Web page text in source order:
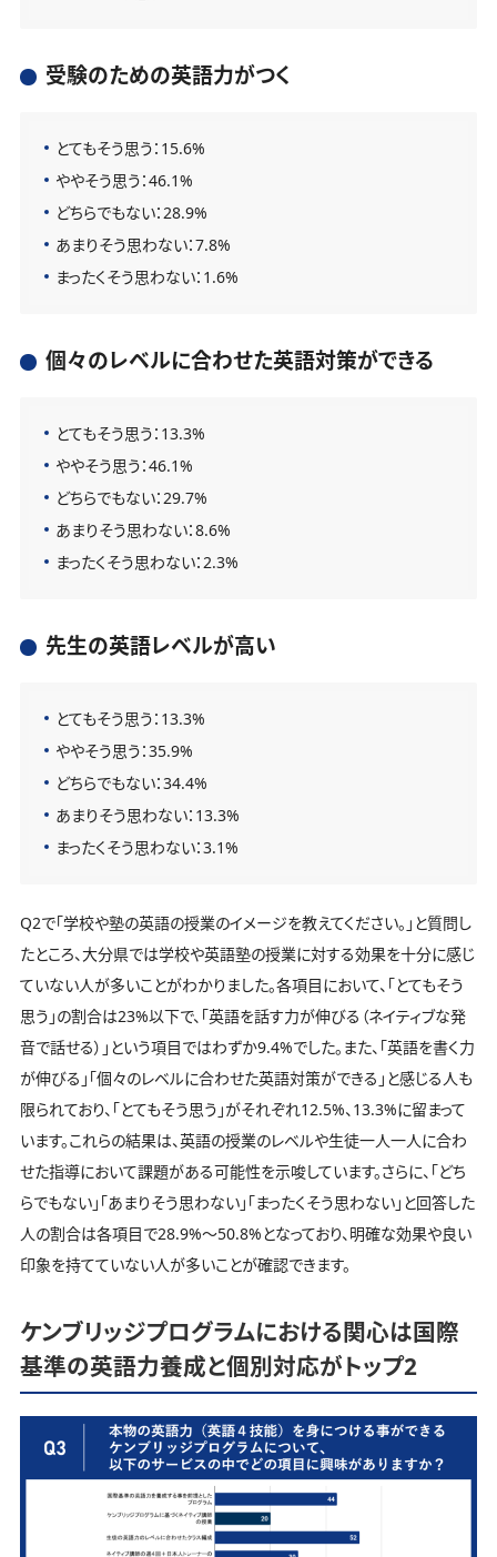
受験のための英語力がつく
とてもそう思う：15.6%
ややそう思う：46.1%
どちらでもない：28.9%
あまりそう思わない：7.8%
まったくそう思わない：1.6%
個々のレベルに合わせた英語対策ができる
とてもそう思う：13.3%
ややそう思う：46.1%
どちらでもない：29.7%
あまりそう思わない：8.6%
まったくそう思わない：2.3%
先生の英語レベルが高い
とてもそう思う：13.3%
ややそう思う：35.9%
どちらでもない：34.4%
あまりそう思わない：13.3%
まったくそう思わない：3.1%
Q2で「学校や塾の英語の授業のイメージを教えてください。」と質問し
たところ、大分県では学校や英語塾の授業に対する効果を十分に感じ
ていない人が多いことがわかりました。各項目において、「とてもそう
思う」の割合は23%以下で、「英語を話す力が伸びる（ネイティブな発
音で話せる）」という項目ではわずか9.4%でした。また、「英語を書く力
が伸びる」「個々のレベルに合わせた英語対策ができる」と感じる人も
限られており、「とてもそう思う」がそれぞれ12.5%、13.3%に留まって
います。これらの結果は、英語の授業のレベルや生徒一人一人に合わ
せた指導において課題がある可能性を示唆しています。さらに、「どち
らでもない」「あまりそう思わない」「まったくそう思わない」と回答した
人の割合は各項目で28.9%～50.8%となっており、明確な効果や良い
印象を持てていない人が多いことが確認できます。
ケンブリッジプログラムにおける関心は国際
基準の英語力養成と個別対応がトップ2